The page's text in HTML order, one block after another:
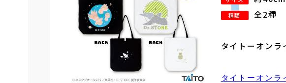
種類 全2種
タイトーオンラ
タイトーオンラ